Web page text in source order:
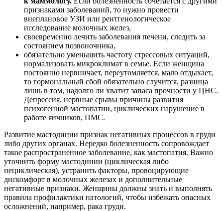
признаками заболеваний, то нужно провести
внеплановое УЗИ или рентгенологическое
исследование молочных желез,
своевременно лечить заболевания печени, следить за
состоянием позвоночника,
обязательно уменьшить частоту стрессовых ситуаций,
нормализовать микроклимат в семье. Если женщина
постоянно нервничает, переутомляется, мало отдыхает,
то гормональный сбой обязательно случится, разница
лишь в том, надолго ли хватит запаса прочности у ЦНС.
Депрессия, нервные срывы причины развития
психогенной мастопатии, циклических нарушение в
работе яичников, ПМС.
Развитие мастодинии признак негативных процессов в груди
либо других органах. Нередко болезненность сопровождает
такое распространенное заболевание, как мастопатия. Важно
уточнить форму мастодинии (циклическая либо
нециклическая), устранить факторы, провоцирующие
дискомфорт в молочных железах и дополнительные
негативные признаки. Женщины должны знать и выполнять
правила профилактики патологий, чтобы избежать опасных
осложнений, например, рака груди.